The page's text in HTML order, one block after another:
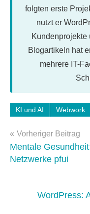
folgten erste
nutzt er
Kundenprojekte
Blogartikeln hat
mehrere IT-
Schlagwörter:
google
KI und AI Webwork
Vorheriger Beitrag
Mentale
Netzwerke pfui
WordPress: